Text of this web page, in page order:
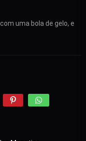
uma bola de gelo, e